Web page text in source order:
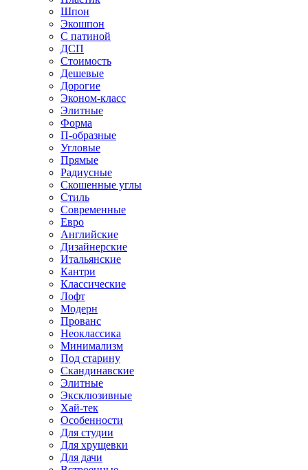
Шпон
Экошпон
С патиной
ДСП
Стоимость
Дешевые
Дорогие
Эконом-класс
Элитные
Форма
П-образные
Угловые
Прямые
Радиусные
Скошенные углы
Стиль
Современные
Евро
Английские
Дизайнерские
Итальянские
Кантри
Классические
Лофт
Модерн
Прованс
Неоклассика
Минимализм
Под старину
Скандинавские
Элитные
Эксклюзивные
Хай-тек
Особенности
Для студии
Для хрущевки
Для дачи